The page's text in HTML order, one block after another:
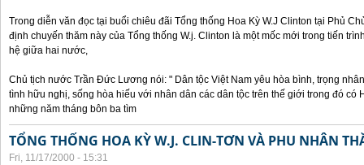
Trong diễn văn đọc tại buổi chiêu đãi Tổng thống Hoa Kỳ W.J Clinton tại Phủ
định chuyến thăm này của Tổng thống W.j. Clinton là một mốc mới trong tiến
hệ giữa hai nước,
Chủ tịch nước Trần Đức Lương nói: " Dân tộc Việt Nam yêu hòa bình, trọng
tình hữu nghị, sống hòa hiếu với nhân dân các dân tộc trên thế giới trong đó có
những năm tháng bôn ba tìm
TỔNG THỐNG HOA KỲ W.J. CLIN-TƠN VÀ PHU NHÂN
Fri, 11/17/2000 - 15:31